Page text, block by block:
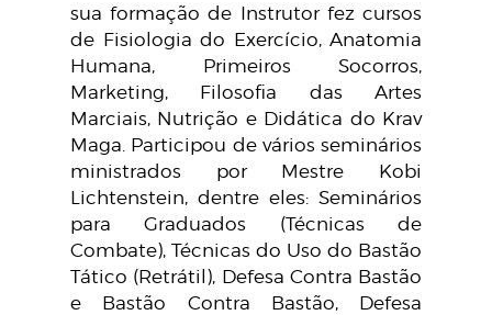
sua formação de Instrutor fez cursos
de Fisiologia do Exercício, Anatomia
Humana, Primeiros Socorros,
Marketing, Filosofia das Artes
Marciais, Nutrição e Didática do Krav
Maga. Participou de vários seminários
ministrados por Mestre Kobi
Lichtenstein, dentre eles: Seminários
para Graduados (Técnicas de
Combate), Técnicas do Uso do Bastão
Tático (Retrátil), Defesa Contra Bastão
e Bastão Contra Bastão, Defesa